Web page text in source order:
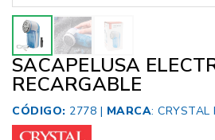
SACAPELUSA
RECARGABLE
CÓDIGO: 2778 | MARCA: CRYSTAL